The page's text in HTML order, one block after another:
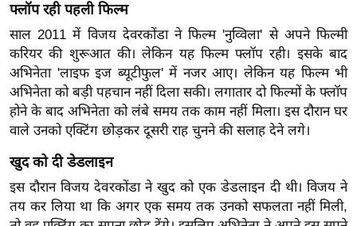
सा
बे
मि
सा
ल
ख्सि
य
त
फ्लॉप रही पहली फिल्म
साल 2011 में विजय देवरकोंडा ने फिल्म 'नुव्विला' से अपने फिल्मी
करियर की शुरूआत की। लेकिन यह फिल्म फ्लॉप रही। इसके बाद
अभिनेता 'लाइफ इज ब्यूटीफुल' में नजर आए। लेकिन यह फिल्म भी
अभिनेता को बड़ी पहचान नहीं दिला सकी। लगातार दो फिल्मों के फ्लॉप
होने के बाद अभिनेता को लंबे समय तक काम नहीं मिला। इस दौरान घर
वाले उनको एक्टिंग छोड़कर दूसरी राह चुनने की सलाह देने लगे।
खुद को दी डेडलाइन
इस दौरान विजय देवरकोंडा ने खुद को एक डेडलाइन दी थी। विजय ने
तय कर लिया था कि अगर एक समय तक उनको सफलता नहीं मिली,